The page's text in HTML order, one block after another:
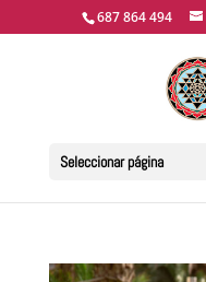
687 864 494
Seleccionar página